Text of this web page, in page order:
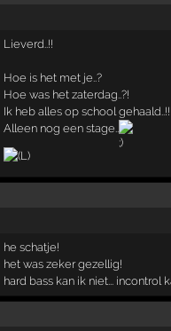
Lieverd..!!
Hoe is het met je..?
Hoe was het zaterdag..?!
Ik heb alles op school gehaald..!!!
Alleen nog een stage..
he schatje!
het was zeker gezellig!
hard bass kan ik niet... incontrol